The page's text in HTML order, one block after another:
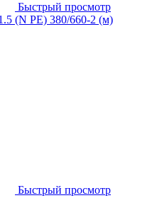
Быстрый просмотр
(N PE) 380/660-2 (м)
Быстрый просмотр